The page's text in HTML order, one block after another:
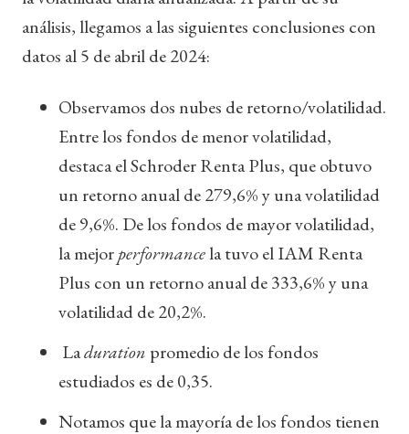
análisis, llegamos a las siguientes conclusiones con
datos al 5 de abril de 2024:
Observamos dos nubes de retorno/volatilidad.
Entre los fondos de menor volatilidad,
destaca el Schroder Renta Plus, que obtuvo
un retorno anual de 279,6% y una volatilidad
de 9,6%. De los fondos de mayor volatilidad,
la mejorperformancela tuvo el IAM Renta
Plus con un retorno anual de 333,6% y una
volatilidad de 20,2%.
Laduration promedio de los fondos
estudiados es de 0,35.
Notamos que la mayoría de los fondos tienen